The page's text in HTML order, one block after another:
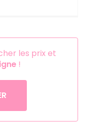
les prix et
!